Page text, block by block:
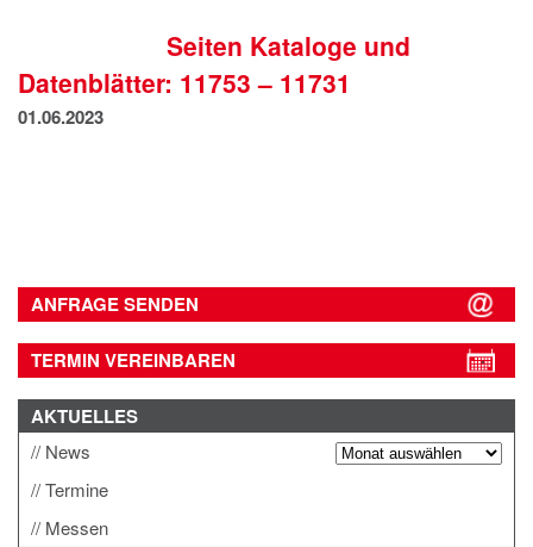
DATENSCHUTZSeiten Kataloge und
Datenblätter: 11753 – 11731
01.06.2023
ANFRAGE SENDEN
TERMIN VEREINBAREN
AKTUELLES
News
Termine
Messen